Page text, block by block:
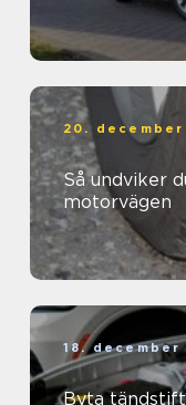
20. december
Så undviker
motorvägen
18. december
Byta